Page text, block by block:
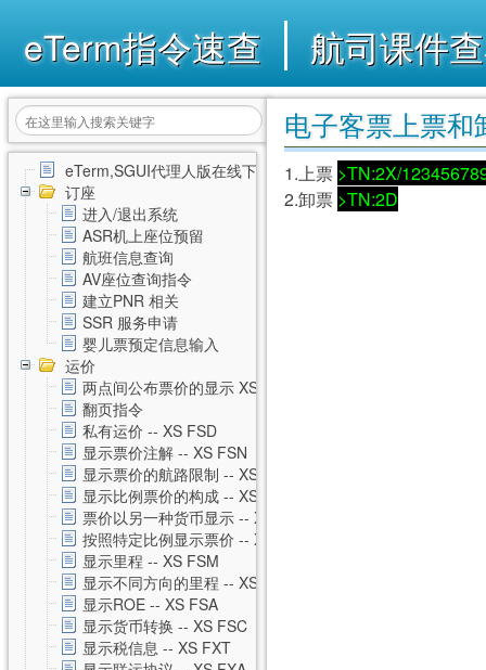
eTerm指令速查 航司课件
eTerm,SGUI代理人版在线下载
订座
进入/退出系统
ASR机上座位预留
航班信息查询
AV座位查询指令
建立PNR 相关
SSR 服务申请
婴儿票预定信息输入
运价
两点间公布票价的显示 XS FSD
翻页指令
私有运价 -- XS FSD
显示票价注解 -- XS FSN
显示票价的航路限制 -- XS FSL
显示比例票价的构成 -- XS FXH
票价以另一种货币显示 -- XS FXC
按照特定比例显示票价 -- XS FXM
显示里程 -- XS FSM
显示不同方向的里程 -- XS FSO
显示ROE -- XS FSA
显示货币转换 -- XS FSC
显示税信息 -- XS FXT
电子客票上票和
1.上票 >TN:2X/
2.卸票 >TN:2D